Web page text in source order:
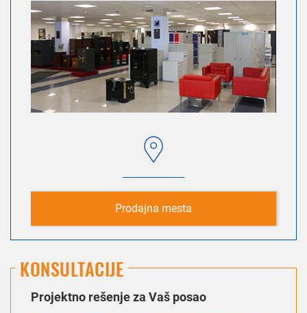
Prodajna mesta
KONSULTACIJE
Projektno rešenje za Vaš posao